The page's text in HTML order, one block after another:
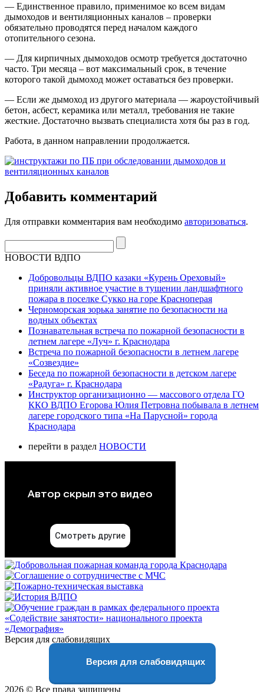
— Единственное правило, применимое ко всем видам
дымоходов и вентиляционных каналов – проверки
обязательно проводятся перед началом каждого
отопительного сезона.
— Для кирпичных дымоходов осмотр требуется достаточно
часто. Три месяца – вот максимальный срок, в течение
которого такой дымоход может оставаться без проверки.
— Если же дымоход из другого материала — жароустойчивый
бетон, асбест, керамика или металл, требования не такие
жесткие. Достаточно вызвать специалиста хотя бы раз в год.
Работа, в данном направлении продолжается.
Добавить комментарий
Для отправки комментария вам необходимо авторизоваться.
НОВОСТИ ВДПО
Добровольцы ВДПО казаки «Курень Ореховый»
приняли активное участие в тушении ландшафтного
пожара в поселке Сукко на горе Красноперая
Черноморская зорька занятие по безопасности на
водных объектах
Познавательная встреча по пожарной безопасности в
летнем лагере «Луч» г. Краснодара
Встреча по пожарной безопасности в летнем лагере
«Созвездие»
Беседа по пожарной безопасности в детском лагере
«Радуга» г. Краснодара
Инструктор организационно — массового отдела ГО
ККО ВДПО Егорова Юлия Петровна побывала в летнем
лагере городского типа «На Парусной» города
Краснодара
перейти в раздел НОВОСТИ
Версия для слабовидящих
Версия для слабовидящих
2026 © Все права защищены